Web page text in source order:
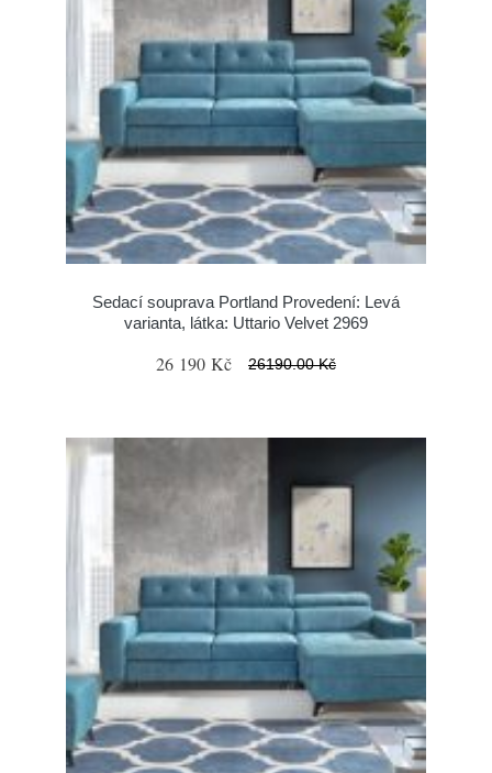
Sedací souprava Portland Provedení: Levá
varianta, látka: Uttario Velvet 2969
26 190 Kč 26190.00 Kč